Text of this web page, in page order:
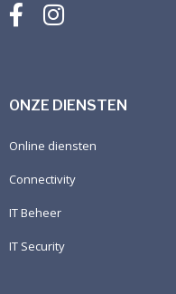
ONZE DIENSTEN
Online diensten
Connectivity
IT Beheer
IT Security